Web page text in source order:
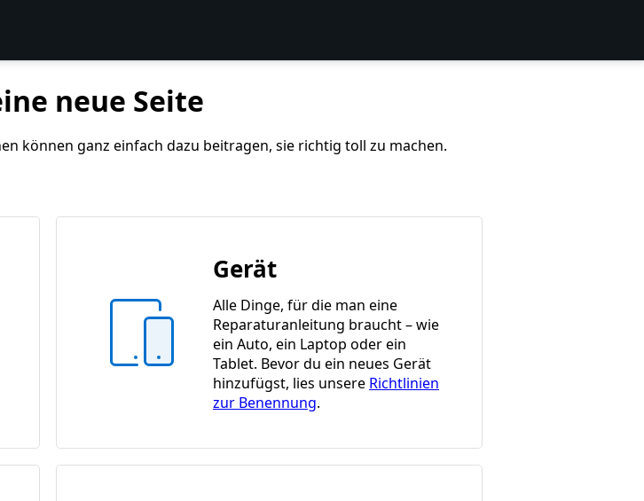
neue Seite
können ganz einfach dazu beitragen, sie richtig toll zu machen.
Gerät
Alle Dinge, für die man eine
Reparaturanleitung braucht – wie
ein Auto, ein Laptop oder ein
Tablet. Bevor du ein neues Gerät
hinzufügst, lies unsere Richtlinien
zur Benennung.